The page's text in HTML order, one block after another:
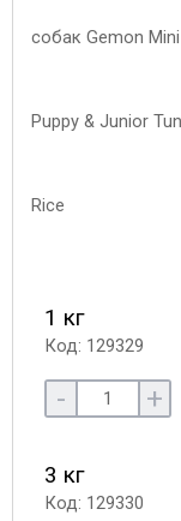
1 кг
Код: 129329
- +
3 кг
Код: 129330